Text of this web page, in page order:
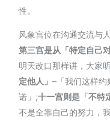
性。
风象宫位在沟通交流与
第三宫是从「特定自己
明天改口那样讲，大家
定他人」–「我们这样
诺」;十一宫则是「不特
不是全靠自己的努力，